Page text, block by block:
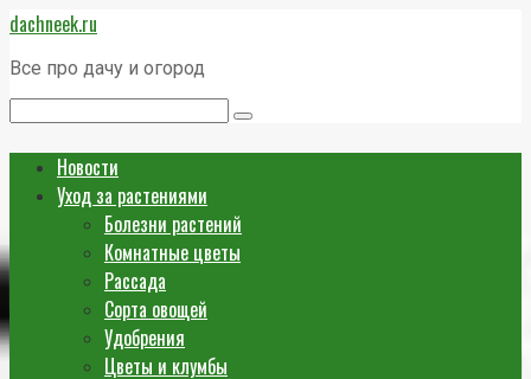
Перейти
к
контенту
dachneek.ru
Все про дачу и огород
Новости
Уход за растениями
Болезни растений
Комнатные цветы
Рассада
Сорта овощей
Удобрения
Цветы и клумбы